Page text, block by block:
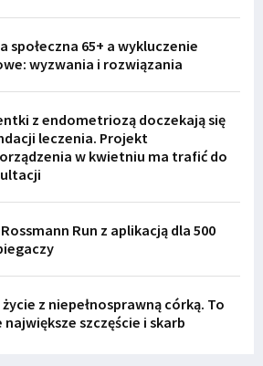
społeczna 65+ a wykluczenie
wyzwania i rozwiązania
z endometriozą doczekają się
leczenia. Projekt
w kwietniu ma trafić do
Run z aplikacją dla 500
życie z niepełnosprawną córką. To
największe szczęście i skarb